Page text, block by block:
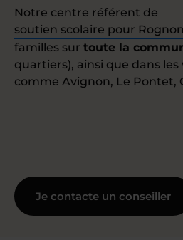
Notre centre référent de
soutien scolaire pour
familles sur toute la
quartiers), ainsi que dans les
comme Avignon, Le Pontet,
Je contacte un conseiller